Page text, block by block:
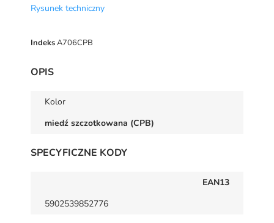
Rysunek techniczny
IndeksA706CPB
OPIS
Kolor
miedź szczotkowana (CPB)
SPECYFICZNE KODY
EAN13
5902539852776